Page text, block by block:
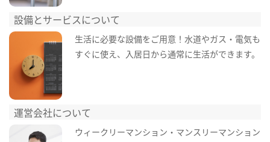
設備とサービスについて
生活に必要な設備をご用意！水道やガス・電気も
すぐに使え、入居日から通常に生活ができます。
運営会社について
ウィークリーマンション・マンスリーマンション